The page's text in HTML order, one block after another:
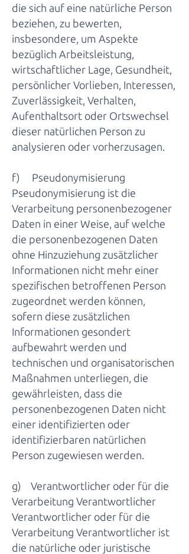
die sich auf eine natürliche Person
beziehen, zu bewerten,
insbesondere, um Aspekte
bezüglich Arbeitsleistung,
wirtschaftlicher Lage, Gesundheit,
persönlicher Vorlieben, Interessen,
Zuverlässigkeit, Verhalten,
Aufenthaltsort oder Ortswechsel
dieser natürlichen Person zu
analysieren oder vorherzusagen.
f) Pseudonymisierung
Pseudonymisierung ist die
Verarbeitung personenbezogener
Daten in einer Weise, auf welche
die personenbezogenen Daten
ohne Hinzuziehung zusätzlicher
Informationen nicht mehr einer
spezifischen betroffenen Person
zugeordnet werden können,
sofern diese zusätzlichen
Informationen gesondert
aufbewahrt werden und
technischen und organisatorischen
Maßnahmen unterliegen, die
gewährleisten, dass die
personenbezogenen Daten nicht
einer identifizierten oder
identifizierbaren natürlichen
Person zugewiesen werden.
g) Verantwortlicher oder für die
Verarbeitung Verantwortlicher
Verantwortlicher oder für die
Verarbeitung Verantwortlicher ist
die natürliche oder juristische